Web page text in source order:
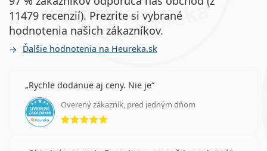
11479 recenzií). Prezrite si vybrané
hodnotenia našich zákazníkov.
Ďalšie hodnotenia na Heureka.sk
Rychle dodanue aj ceny. Nie je
Overený zákazník, pred jedným dňom
hodnotenie 5 z 5